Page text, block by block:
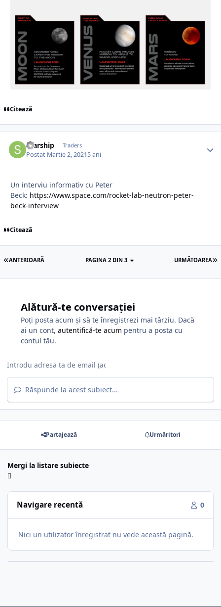
Citează
Starship Traders
Postat Martie 2, 20215 ani
Un interviu informativ cu Peter
Beck: https://www.space.com/rocket-lab-neutron-peter-
beck-interview
Citează
ANTERIOARĂ URMĂTOAREA
PAGINA 2 DIN 3
Alătură-te conversației
Poți posta acum și să te înregistrezi mai târziu. Dacă
ai un cont, autentifică-te acum pentru a posta cu
contul tău.
Răspunde la acest subiect...
Partajează Urmăritori
Mergi la listare subiecte
Navigare recentă 0
Nici un utilizator înregistrat nu vede această pagină.